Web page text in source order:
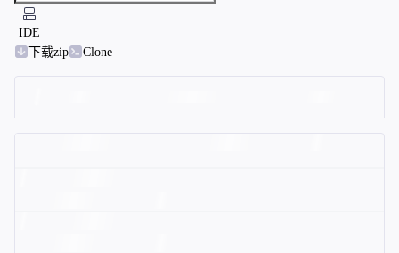
IDE
下载zip
Clone